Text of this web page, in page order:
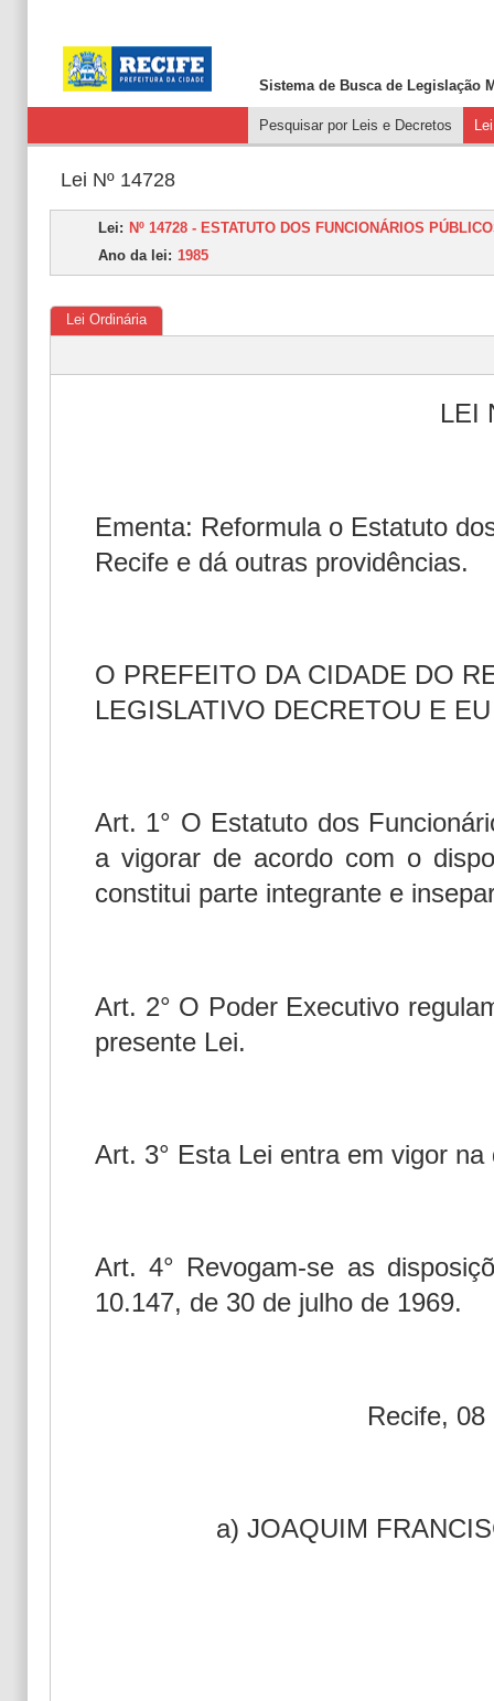
Sistema de Busca de Legislação
Pesquisar por Leis e Decretos
Lei Nº 14728
Lei: Nº 14728 - ESTATUTO DOS FUNCIONÁRIOS
Ano da lei: 1985
Lei Ordinária
LEI
Ementa: Reformula o Estatuto
Recife e dá outras providências.
O PREFEITO DA CIDADE DO
LEGISLATIVO DECRETOU E
Art. 1° O Estatuto dos
a vigorar de acordo com o
constitui parte integrante e
Art. 2° O Poder Executivo
presente Lei.
Art. 3° Esta Lei entra em vigor
Art. 4° Revogam-se as
10.147, de 30 de julho de 1969.
Recife,
a) JOAQUIM